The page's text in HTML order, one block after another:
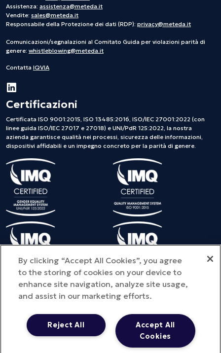
Assistenza: assistenza@meteda.it
Vendite: sales@meteda.it
Responsabile della Protezione dei dati (RDP): privacy@meteda.it
Comunicazioni/segnalazioni al Comitato Guida per violazioni parità di
genere: whistleblowing@meteda.it
Contatta IQVIA
Certificazioni
Certificata ISO 9001:2015, ISO 13485:2016, ISO/IEC 27001:2022 (con
linee guida ISO/IEC 27017 e 27018) e UNI/PdR 125:2022, la nostra
azienda garantisce qualità nei processi, sicurezza delle informazioni,
dispositivi affidabili e un impegno concreto per la parità di genere.
©Copyright 2025 METEDA S.r.l. - Tutti i diritti riservati - Provincia
dell'ufficio registro di iscrizione: MI - NUMERO REA: MI – 2810578
Capitale sociale: € 100.000 i.v. - P.IVA 01713290441 -
- Quality Policy- Cloud Security Policy
By clicking “Accept All Cookies”, you agree
to the storing of cookies on your device to
enhance site navigation, analyze site usage,
and assist in our marketing efforts.
Accept All
Cookies
Reject All